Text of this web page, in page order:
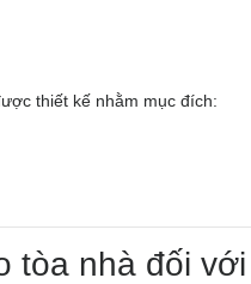
thiết kế nhằm mục đích:
tòa nhà đối